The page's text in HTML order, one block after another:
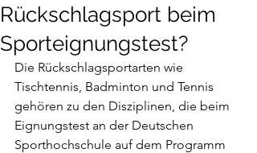
Rückschlagsport beim
Sporteignungstest?
Die Rückschlagsportarten wie
Tischtennis, Badminton und Tennis
gehören zu den Disziplinen, die beim
Eignungstest an der Deutschen
Sporthochschule auf dem Programm